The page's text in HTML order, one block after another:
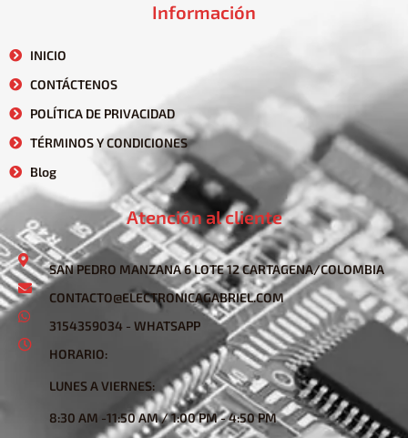
Información
INICIO
CONTÁCTENOS
POLÍTICA DE PRIVACIDAD
TÉRMINOS Y CONDICIONES
Blog
Atención al cliente
SAN PEDRO MANZANA 6 LOTE 12 CARTAGENA/COLOMBIA
CONTACTO@ELECTRONICAGABRIEL.COM
3154359034 - WHATSAPP
HORARIO:
LUNES A VIERNES:
8:30 AM -11:50 AM / 1:00 PM - 4:50 PM